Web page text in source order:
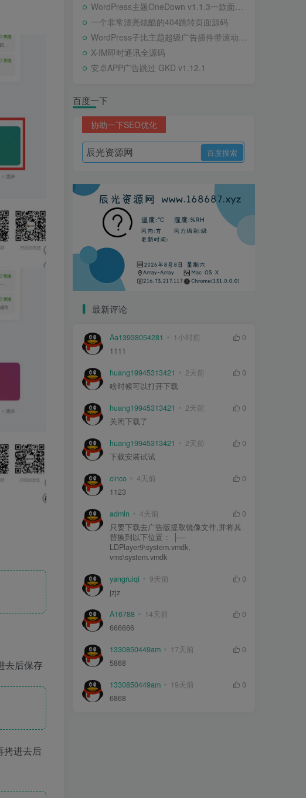
去后保存
进去后
WordPress主题OneDown v1.1.3一款面向个人站长的资源下载、技术教程、内容资讯类站点的 WordPress 主题
一个非常漂亮炫酷的404跳转页面源码
WordPress子比主题超级广告插件带滚动公告
X-IM即时通讯全源码
安卓APP广告跳过 GKD v1.12.1
百度一下
协助一下SEO优化
最新评论
Aa13938054281 1小时前
0
1111
huang19945313421 2天前
0
啥时候可以打开下载
huang19945313421 2天前
0
关闭下载了
huang19945313421 2天前
0
下载安装试试
cinco 4天前
0
1123
admln 4天前
0
只要下载去广告版提取镜像文件,并将其
替换到以下位置： ├—
LDPlayer9\system.vmdk,
vms\system.vmdk
yangruiqi 9天前
0
jzjz
A16788 14天前
0
666666
1330850449am 17天前
0
5868
1330850449am 19天前
0
6868